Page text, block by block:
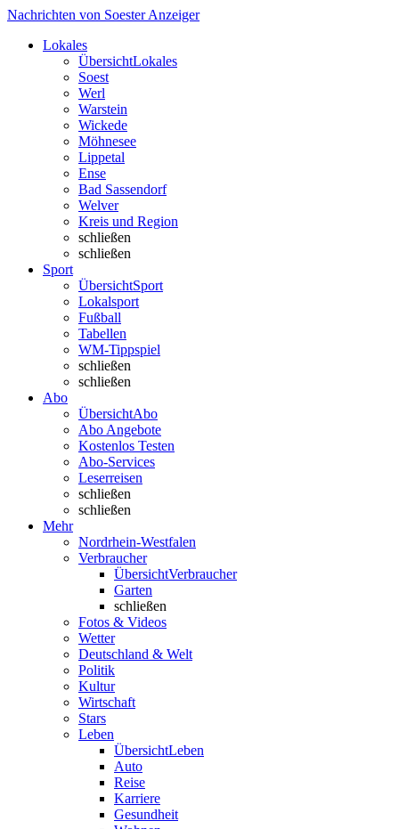
Nachrichten von Soester Anzeiger
Lokales
ÜbersichtLokales
Soest
Werl
Warstein
Wickede
Möhnesee
Lippetal
Ense
Bad Sassendorf
Welver
Kreis und Region
schließen
schließen
Sport
ÜbersichtSport
Lokalsport
Fußball
Tabellen
WM-Tippspiel
schließen
schließen
Abo
ÜbersichtAbo
Abo Angebote
Kostenlos Testen
Abo-Services
Leserreisen
schließen
schließen
Mehr
Nordrhein-Westfalen
Verbraucher
ÜbersichtVerbraucher
Garten
schließen
Fotos & Videos
Wetter
Deutschland & Welt
Politik
Kultur
Wirtschaft
Stars
Leben
ÜbersichtLeben
Auto
Reise
Karriere
Gesundheit